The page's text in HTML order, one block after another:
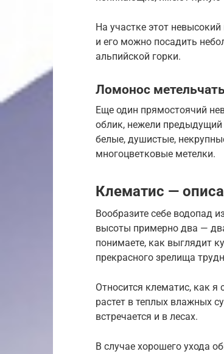
На участке этот
и его можно посадить
альпийской горки.
Ломонос
Еще один прямостоячий
облик, нежели предыдущий
белые, душистые,
многоцветковые метелки.
Клематис —
Вообразите себе водопад
высоты примерно два —
понимаете, как выглядит
прекрасного зрелища
Относится клематис, как
растет в теплых влажных
встречается и в лесах.
В случае хорошего ухода